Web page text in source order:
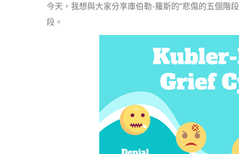
今天，我想與大家分享庫伯勒-羅斯的“悲傷的五個階
段。